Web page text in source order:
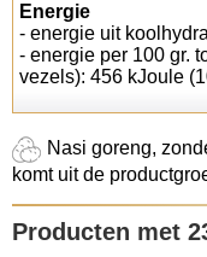
Energie
- energie uit
- energie per 100 gr.
vezels): 456 kJoule
Nasi goreng,
komt uit de
Producten met